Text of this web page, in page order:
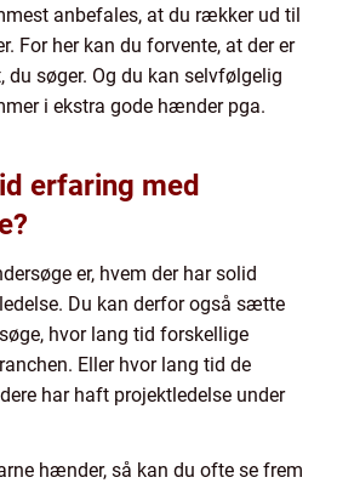
anbefales, at du rækker ud til
For her kan du forvente, at der er
søger. Og du kan selvfølgelig
i ekstra gode hænder pga.
erfaring med
er, hvem der har solid
Du kan derfor også sætte
hvor lang tid forskellige
Eller hvor lang tid de
har haft projektledelse under
hænder, så kan du ofte se frem